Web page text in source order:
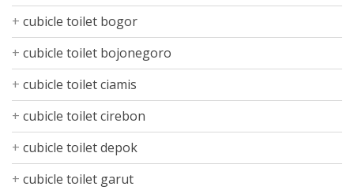
cubicle toilet bogor
cubicle toilet bojonegoro
cubicle toilet ciamis
cubicle toilet cirebon
cubicle toilet depok
cubicle toilet garut